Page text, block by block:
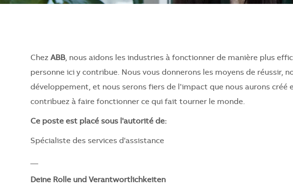
Chez ABB, nous aidons les industries à fonctionner de manière plus
personne ici y contribue. Nous vous donnerons les moyens de réussir,
développement, et nous serons fiers de l’impact que nous aurons créé
contribuez à faire fonctionner ce qui fait tourner le monde.
Ce poste est placé sous l'autorité de:
Spécialiste des services d'assistance
Deine Rolle und Verantwortlichkeiten